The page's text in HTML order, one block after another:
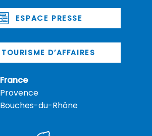
ESPACE PRESSE
TOURISME D’AFFAIRES
France
Provence
Bouches-du-Rhône